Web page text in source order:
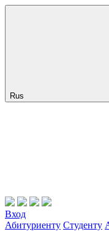
Rus
Вход
Абитуриенту Студенту